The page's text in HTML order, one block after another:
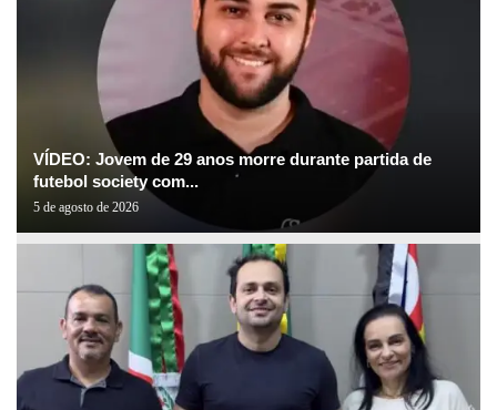
VÍDEO: Jovem de 29 anos morre durante partida de
futebol society com...
5 de agosto de 2026